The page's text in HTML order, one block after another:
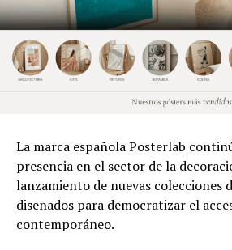
La marca española Posterlab
presencia en el sector de la
lanzamiento de nuevas colecciones
diseñados para democratizar el
contemporáneo.